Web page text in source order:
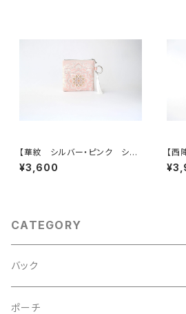
【華紋 シルバー・ピンク シル
ク帯リメイク バッグチャーム型
スクエアポーチ】メイクポーチ
¥3,600
【
雲取
リメ
CATEGORY
バック
2Wayクラッチバッグ＆ハンドバッグ
ポーチ